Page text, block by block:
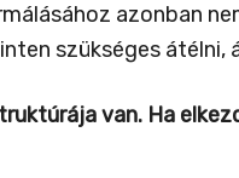
azonban
szükséges
van. Ha